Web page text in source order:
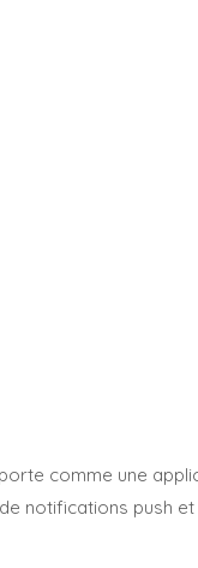
comme une
notifications push et